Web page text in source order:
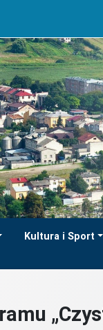
do wyszukiwarki
treści głównej
do stopki
menu górnego
do mapy serwisu
Kultura i Sport